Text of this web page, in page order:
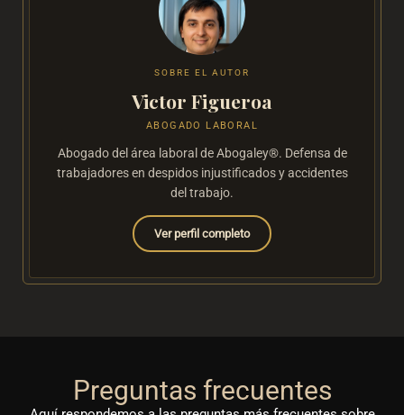
SOBRE EL AUTOR
Victor Figueroa
ABOGADO LABORAL
Abogado del área laboral de Abogaley®. Defensa de
trabajadores en despidos injustificados y accidentes
del trabajo.
Ver perfil completo
Preguntas frecuentes